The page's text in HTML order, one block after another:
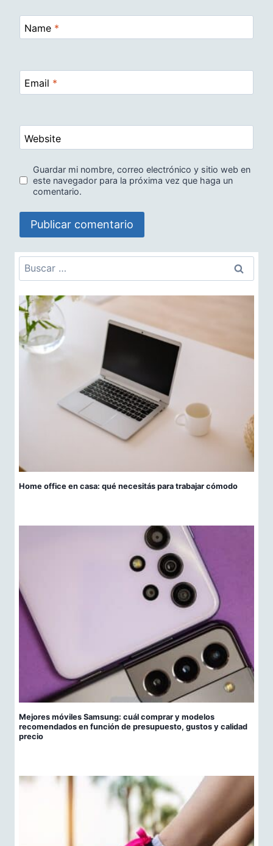
Name *
Email *
Website
Guardar mi nombre, correo electrónico y sitio web en
este navegador para la próxima vez que haga un
comentario.
Buscar:
Home office en casa: qué necesitás para trabajar cómodo
Mejores móviles Samsung: cuál comprar y modelos
recomendados en función de presupuesto, gustos y calidad
precio